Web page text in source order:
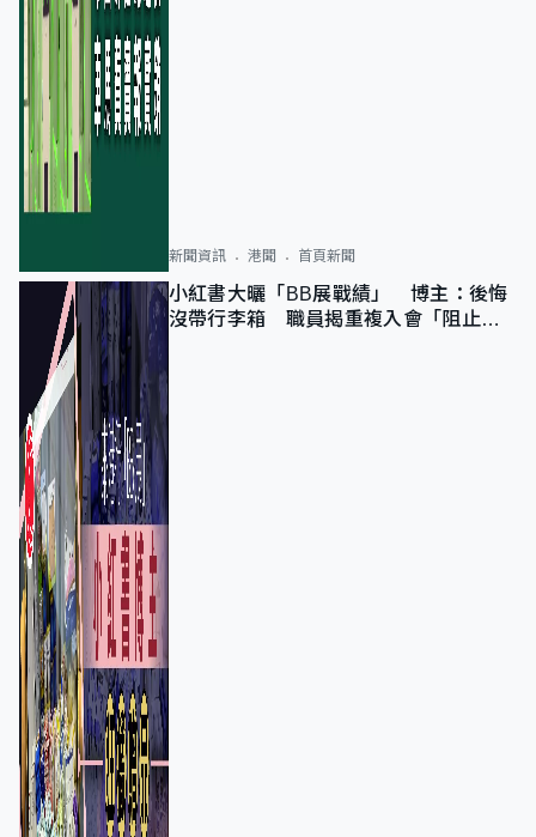
新聞資訊 港聞 首頁新聞
小紅書大曬「BB展戰績」 博主：後悔
沒帶行李箱 職員揭重複入會「阻止唔